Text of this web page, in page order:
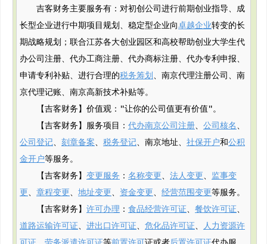
吉客财务主要服务有：对初创公司进行前期创业指导、成
长型企业进行中期项目规划、稳定型企业向卓越企业转变的长
期战略规划；联合江苏各大创业园区和高校帮助创业大学生代
办公司注册、代办工商注册、代办商标注册、代办专利申报、
申请专利补贴、进行合理的税务筹划 、南京代理注册公司、南
京代理记账、南京高新技术补贴等。
【吉客财务】价值观："让你的公司值更有价值"。
【吉客财务】服务项目： 代办南京公司注册、 公司核名、
公司登记、 刻章备案、 税务登记、南京地址、 社保开户和公积
金开户等服务。
【吉客财务】 变更服务 ： 名称变更、 法人变更、 监事变
更、 章程变更、 地址变更、 资金变更、 经营范围变更等服务。
【吉客财务】 许可办理 ： 食品经营许可证、 餐饮许可证、
道路运输许可证、 进出口许可证、 危化品许可证、
人力资源许